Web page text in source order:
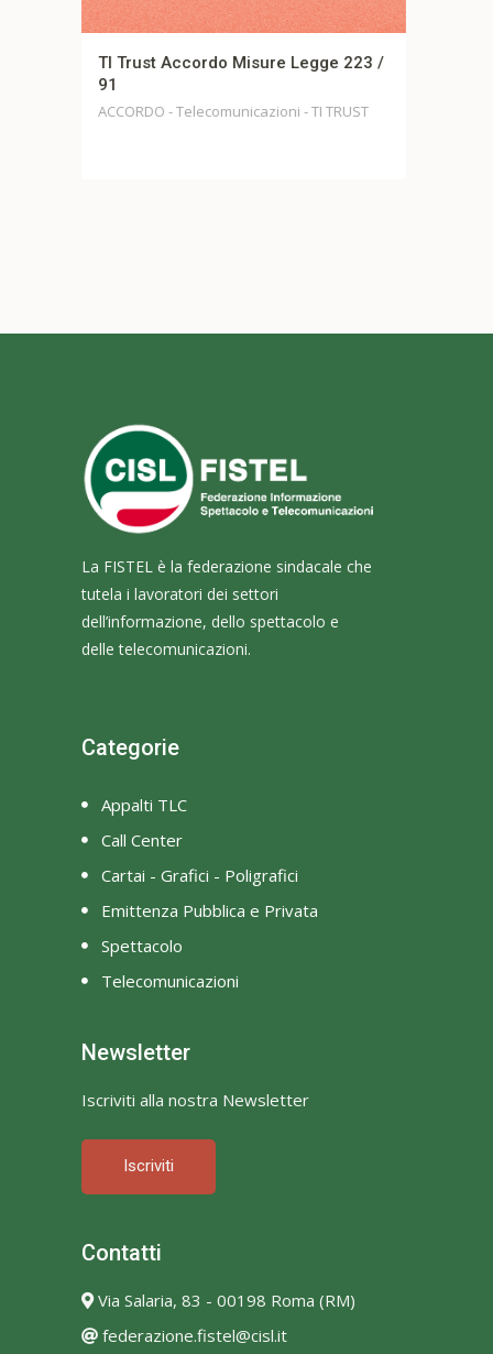
LUO – ACCORDO MOBILITA’
Accordi - LUO
La FISTEL è la federazione sindacale che
tutela i lavoratori dei settori
dell’informazione, dello spettacolo e
delle telecomunicazioni.
Categorie
Appalti TLC
Call Center
Cartai - Grafici - Poligrafici
Emittenza Pubblica e Privata
Spettacolo
Telecomunicazioni
Newsletter
Iscriviti alla nostra Newsletter
Iscriviti
Contatti
Via Salaria, 83 - 00198 Roma (RM)
federazione.fistel@cisl.it